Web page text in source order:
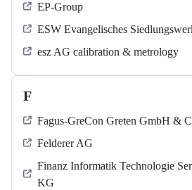
EP-Group
ESW Evangelisches
esz AG calibration & metrology
F
Fagus-GreCon Greten GmbH &
Felderer AG
Finanz Informatik Technologie
KG